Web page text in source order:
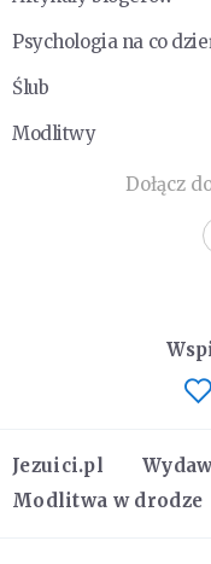
Psychologia na co
Ślub
Modlitwy
Dołącz
Jezuici.pl
Modlitwa w drodze